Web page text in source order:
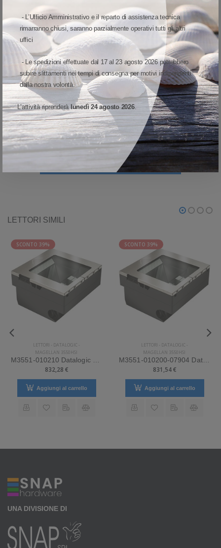
- L’Ufficio Amministrativo e il reparto di assistenza tecnica
rimarranno chiusi, saranno parzialmente operativi tutti gli altri
uffici
- Le spedizioni effettuate dal 17 al 23 agosto 2026 potrebbero
subire slittamenti nei tempi di consegna per motivi indipendenti
dalla nostra volontà.
L’attività riprenderàlunedì 24 agosto 2026.
mani libere
Il design dello scanner ad anello lascia libere le mani, che possono
quindi spostare pacchi e altri materiali, migliorando la produttività del
personale e l’efficienza operativa.
La produttività aumenta grazie all’ampio raggio di
lettura
La nostra tecnologia brevettata di scansione adattiva permette agli
operatori di acquisire i codici a barre da una posizione di quasi contatto
fino a una distanza fino a 15 piedi/4,5 metri.
VISUALIZZA MODELLO ED OPZIONI
LETTORI SIMILI
SCONTO 39%
LETTORI - DATALOGIC -
MAGELLAN 3550HSI
M3551-010210 Datalogic Mod. Magellan 3550HSi.
832,28 €
Aggiungi al carrello
SCONTO 39%
LETTORI - DATALOGIC -
MAGELLAN 3550HSI
M3551-010200-07904 Datalogic Mod. Magellan 3550HSi.
831,54 €
Aggiungi al carrello
UNA DIVISIONE DI